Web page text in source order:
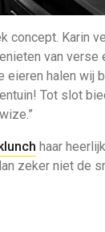
Karin
van
halen wij
Tot slot
haar
zeker niet de